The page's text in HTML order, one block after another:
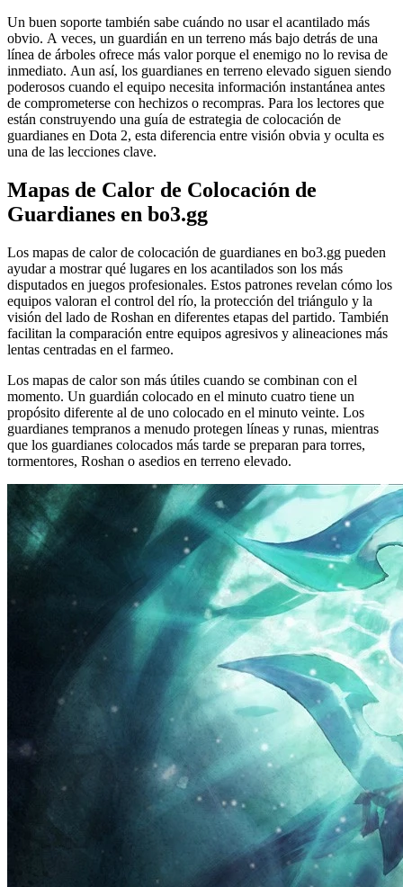
Un buen soporte también sabe cuándo no usar el acantilado más
obvio. A veces, un guardián en un terreno más bajo detrás de una
línea de árboles ofrece más valor porque el enemigo no lo revisa de
inmediato. Aun así, los guardianes en terreno elevado siguen siendo
poderosos cuando el equipo necesita información instantánea antes
de comprometerse con hechizos o recompras. Para los lectores que
están construyendo una guía de estrategia de colocación de
guardianes en Dota 2, esta diferencia entre visión obvia y oculta es
una de las lecciones clave.
Mapas de Calor de Colocación de
Guardianes en bo3.gg
Los mapas de calor de colocación de guardianes en bo3.gg pueden
ayudar a mostrar qué lugares en los acantilados son los más
disputados en juegos profesionales. Estos patrones revelan cómo los
equipos valoran el control del río, la protección del triángulo y la
visión del lado de Roshan en diferentes etapas del partido. También
facilitan la comparación entre equipos agresivos y alineaciones más
lentas centradas en el farmeo.
Los mapas de calor son más útiles cuando se combinan con el
momento. Un guardián colocado en el minuto cuatro tiene un
propósito diferente al de uno colocado en el minuto veinte. Los
guardianes tempranos a menudo protegen líneas y runas, mientras
que los guardianes colocados más tarde se preparan para torres,
tormentores, Roshan o asedios en terreno elevado.